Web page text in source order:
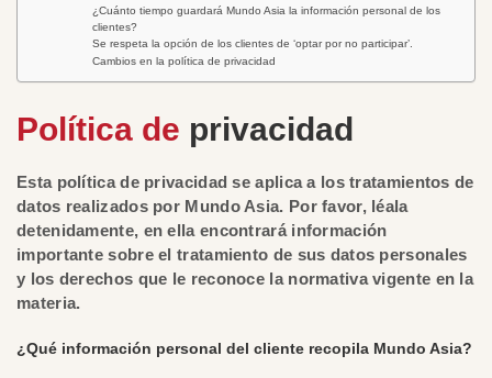
¿Cuánto tiempo guardará Mundo Asia la información personal de los
clientes?
Se respeta la opción de los clientes de ‘optar por no participar’.
Cambios en la política de privacidad
Política de privacidad
Esta política de privacidad se aplica a los tratamientos de
datos realizados por Mundo Asia. Por favor, léala
detenidamente, en ella encontrará información
importante sobre el tratamiento de sus datos personales
y los derechos que le reconoce la normativa vigente en la
materia.
¿Qué información personal del cliente recopila Mundo Asia?